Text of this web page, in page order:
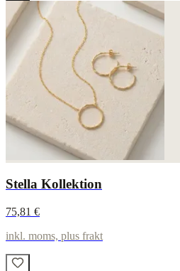
Stella Kollektion
75,81 €
inkl. moms, plus frakt